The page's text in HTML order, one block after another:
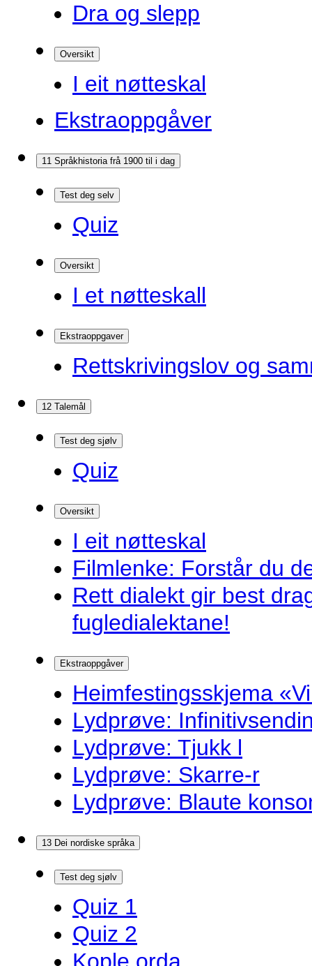
Dra og slepp
Oversikt
I eit nøtteskal
Ekstraoppgåver
11 Språkhistoria frå 1900 til i dag
Test deg selv
Quiz
Oversikt
I et nøtteskall
Ekstraoppgaver
Rettskrivingslov og
12 Talemål
Test deg sjølv
Quiz
Oversikt
I eit nøtteskal
Filmlenke: Forstår du
Rett dialekt gir best
fugledialektane!
Ekstraoppgåver
Heimfestingsskjema
Lydprøve:
Lydprøve: Tjukk l
Lydprøve: Skarre-r
Lydprøve: Blaute
13 Dei nordiske språka
Test deg sjølv
Quiz 1
Quiz 2